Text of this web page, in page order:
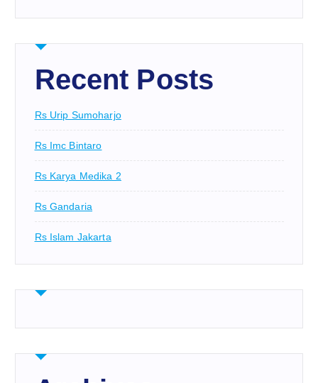
Recent Posts
Rs Urip Sumoharjo
Rs Imc Bintaro
Rs Karya Medika 2
Rs Gandaria
Rs Islam Jakarta